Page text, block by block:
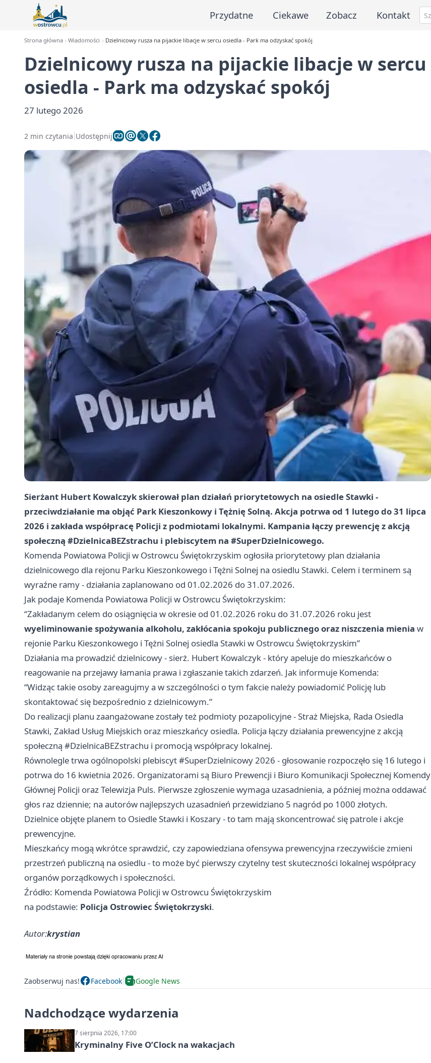
Przydatne Ciekawe Zobacz Kontakt
Strona główna Wiadomości Dzielnicowy rusza na pijackie libacje w sercu osiedla - Park ma odzyskać spokój
Dzielnicowy rusza na pijackie libacje w sercu
osiedla - Park ma odzyskać spokój
27 lutego 2026
2 min czytania Udostępnij
Sierżant Hubert Kowalczyk skierował plan działań priorytetowych na osiedle Stawki -
przeciwdziałanie ma objąć Park Kieszonkowy i Tężnię Solną. Akcja potrwa od 1 lutego do 31 lipca
2026 i zakłada współpracę Policji z podmiotami lokalnymi. Kampania łączy prewencję z akcją
społeczną #DzielnicaBEZstrachu i plebiscytem na #SuperDzielnicowego.
Komenda Powiatowa Policji w Ostrowcu Świętokrzyskim ogłosiła priorytetowy plan działania
dzielnicowego dla rejonu Parku Kieszonkowego i Tężni Solnej na osiedlu Stawki. Celem i terminem są
wyraźne ramy - działania zaplanowano od 01.02.2026 do 31.07.2026.
Jak podaje Komenda Powiatowa Policji w Ostrowcu Świętokrzyskim:
“Zakładanym celem do osiągnięcia w okresie od 01.02.2026 roku do 31.07.2026 roku jest
wyeliminowanie spożywania alkoholu, zakłócania spokoju publicznego oraz niszczenia mienia w
rejonie Parku Kieszonkowego i Tężni Solnej osiedla Stawki w Ostrowcu Świętokrzyskim”
Działania ma prowadzić dzielnicowy - sierż. Hubert Kowalczyk - który apeluje do mieszkańców o
reagowanie na przejawy łamania prawa i zgłaszanie takich zdarzeń. Jak informuje Komenda:
“Widząc takie osoby zareagujmy a w szczególności o tym fakcie należy powiadomić Policję lub
skontaktować się bezpośrednio z dzielnicowym.”
Do realizacji planu zaangażowane zostały też podmioty pozapolicyjne - Straż Miejska, Rada Osiedla
Stawki, Zakład Usług Miejskich oraz mieszkańcy osiedla. Policja łączy działania prewencyjne z akcją
społeczną #DzielnicaBEZstrachu i promocją współpracy lokalnej.
Równolegle trwa ogólnopolski plebiscyt #SuperDzielnicowy 2026 - głosowanie rozpoczęło się 16 lutego i
potrwa do 16 kwietnia 2026. Organizatorami są Biuro Prewencji i Biuro Komunikacji Społecznej Komendy
Głównej Policji oraz Telewizja Puls. Pierwsze zgłoszenie wymaga uzasadnienia, a później można oddawać
głos raz dziennie; na autorów najlepszych uzasadnień przewidziano 5 nagród po 1000 złotych.
Dzielnice objęte planem to Osiedle Stawki i Koszary - to tam mają skoncentrować się patrole i akcje
prewencyjne.
Mieszkańcy mogą wkrótce sprawdzić, czy zapowiedziana ofensywa prewencyjna rzeczywiście zmieni
przestrzeń publiczną na osiedlu - to może być pierwszy czytelny test skuteczności lokalnej współpracy
organów porządkowych i społeczności.
Źródło: Komenda Powiatowa Policji w Ostrowcu Świętokrzyskim
na podstawie: Policja Ostrowiec Świętokrzyski.
Autor:krystian
Zaobserwuj nas! Facebook Google News
Nadchodzące wydarzenia
7 sierpnia 2026, 17:00
Kryminalny Five O’Clock na wakacjach